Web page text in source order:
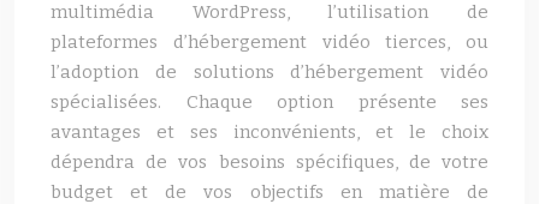
multimédia WordPress, l’utilisation de
plateformes d’hébergement vidéo tierces, ou
l’adoption de solutions d’hébergement vidéo
spécialisées. Chaque option présente ses
avantages et ses inconvénients, et le choix
dépendra de vos besoins spécifiques, de votre
budget et de vos objectifs en matière de